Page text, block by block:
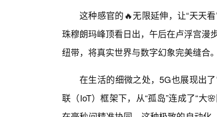
这种感官的🔥无限延伸，让“天天
珠穆朗玛峰顶看日出，午后在卢浮宫漫
纽带，将真实世界与数字幻象完美缝合
在生活的细微之处，5G也展现出
联（IoT）框架下，从“孤岛”连成了“大